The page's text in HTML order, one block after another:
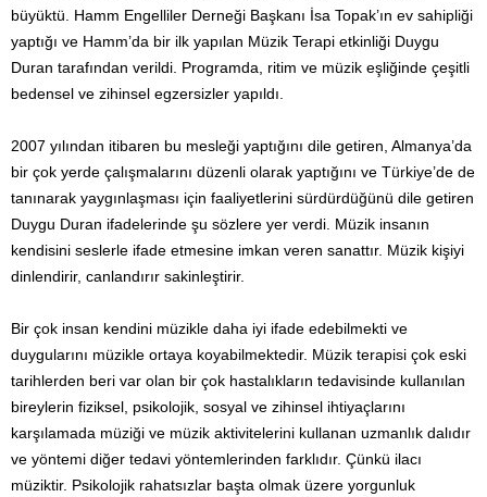
büyüktü. Hamm Engelliler Derneği Başkanı İsa Topak’ın ev sahipliği
yaptığı ve Hamm’da bir ilk yapılan Müzik Terapi etkinliği Duygu
Duran tarafından verildi. Programda, ritim ve müzik eşliğinde çeşitli
bedensel ve zihinsel egzersizler yapıldı.
2007 yılından itibaren bu mesleği yaptığını dile getiren, Almanya’da
bir çok yerde çalışmalarını düzenli olarak yaptığını ve Türkiye’de de
tanınarak yaygınlaşması için faaliyetlerini sürdürdüğünü dile getiren
Duygu Duran ifadelerinde şu sözlere yer verdi. Müzik insanın
kendisini seslerle ifade etmesine imkan veren sanattır. Müzik kişiyi
dinlendirir, canlandırır sakinleştirir.
Bir çok insan kendini müzikle daha iyi ifade edebilmekti ve
duygularını müzikle ortaya koyabilmektedir. Müzik terapisi çok eski
tarihlerden beri var olan bir çok hastalıkların tedavisinde kullanılan
bireylerin fiziksel, psikolojik, sosyal ve zihinsel ihtiyaçlarını
karşılamada müziği ve müzik aktivitelerini kullanan uzmanlık dalıdır
ve yöntemi diğer tedavi yöntemlerinden farklıdır. Çünkü ilacı
müziktir. Psikolojik rahatsızlar başta olmak üzere yorgunluk